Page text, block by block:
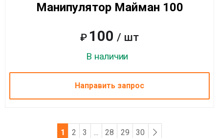
Манипулятор Майман 100
₽ 100 / шт
В наличии
Направить запрос
1 2 3 ... 28 29 30